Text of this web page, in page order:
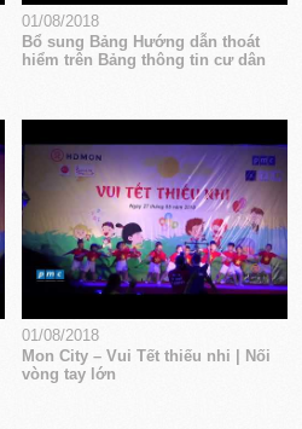
01/08/2018
Bổ sung Bảng Hướng dẫn thoát
hiểm trên Bảng thông tin cư dân
01/08/2018
Mon City – Vui Tết thiếu nhi | Nối
vòng tay lớn